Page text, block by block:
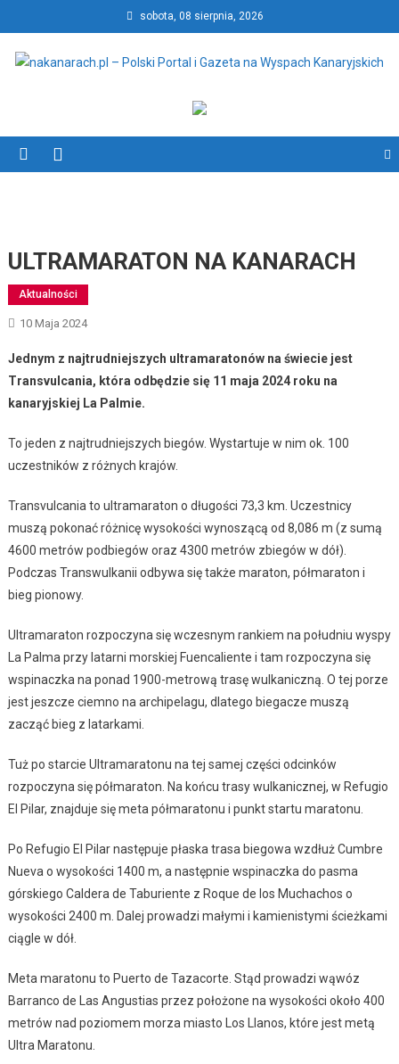
to
content
sobota, 08 sierpnia, 2026
nakanarach.pl – Polski Portal
i Gazeta na Wyspach
Kanaryjskich
ULTRAMARATON NA KANARACH
Aktualności
10 Maja 2024
Jednym z najtrudniejszych ultramaratonów na świecie jest
Transvulcania, która odbędzie się 11 maja 2024 roku na
kanaryjskiej La Palmie.
To jeden z najtrudniejszych biegów. Wystartuje w nim ok. 100
uczestników z różnych krajów.
Transvulcania to ultramaraton o długości 73,3 km. Uczestnicy
muszą pokonać różnicę wysokości wynoszącą od 8,086 m (z sumą
4600 metrów podbiegów oraz 4300 metrów zbiegów w dół).
Podczas Transwulkanii odbywa się także maraton, półmaraton i
bieg pionowy.
Ultramaraton rozpoczyna się wczesnym rankiem na południu wyspy
La Palma przy latarni morskiej Fuencaliente i tam rozpoczyna się
wspinaczka na ponad 1900-metrową trasę wulkaniczną. O tej porze
jest jeszcze ciemno na archipelagu, dlatego biegacze muszą
zacząć bieg z latarkami.
Tuż po starcie Ultramaratonu na tej samej części odcinków
rozpoczyna się półmaraton. Na końcu trasy wulkanicznej, w Refugio
El Pilar, znajduje się meta półmaratonu i punkt startu maratonu.
Po Refugio El Pilar następuje płaska trasa biegowa wzdłuż Cumbre
Nueva o wysokości 1400 m, a następnie wspinaczka do pasma
górskiego Caldera de Taburiente z Roque de los Muchachos o
wysokości 2400 m. Dalej prowadzi małymi i kamienistymi ścieżkami
ciągle w dół.
Meta maratonu to Puerto de Tazacorte. Stąd prowadzi wąwóz
Barranco de Las Angustias przez położone na wysokości około 400
metrów nad poziomem morza miasto Los Llanos, które jest metą
Ultra Maratonu.